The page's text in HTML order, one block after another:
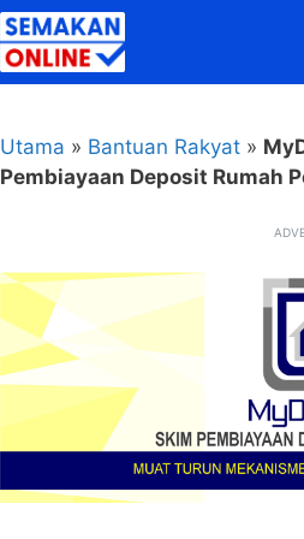
Utama » Bantuan Rakyat »
Pembiayaan Deposit Rumah